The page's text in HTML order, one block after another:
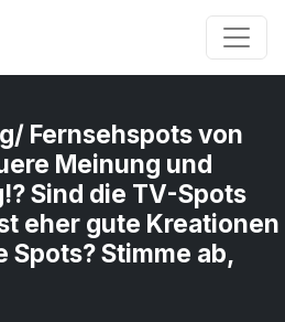
Fernsehspots von
Meinung und
Sind die TV-Spots
eher gute Kreationen
Spots? Stimme ab,